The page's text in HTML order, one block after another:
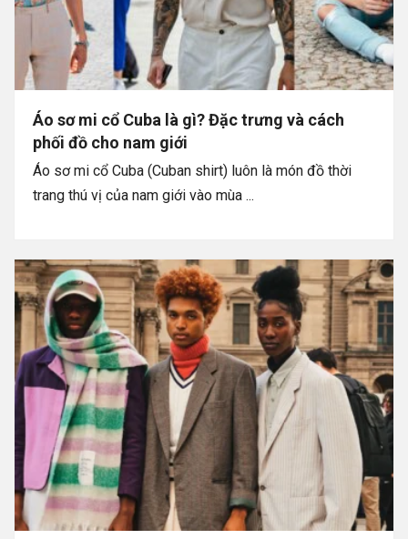
Áo sơ mi cổ Cuba là gì? Đặc trưng và cách
phối đồ cho nam giới
Áo sơ mi cổ Cuba (Cuban shirt) luôn là món đồ thời
trang thú vị của nam giới vào mùa ...